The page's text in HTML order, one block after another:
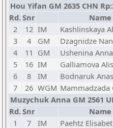
Hou Yifan GM 2635 CHN
Rd.Snr Name
2
12 IM Kashlinskaya
3
4 GM Dzagnidze
4
11 GM Ushenina Anna
5
16 IM Galliamova
6
8 IM Bodnaruk
7
26 WGM Mammadzada
Muzychuk Anna GM 2561
Rd.Snr Name
1
7 IM Paehtz